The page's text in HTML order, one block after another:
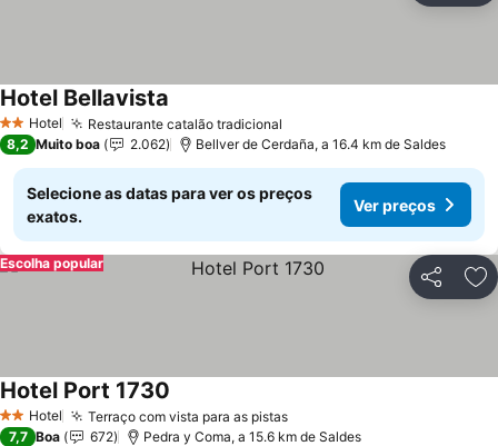
2 Estrelas
Hotel Restaurante catalão tradicional
Hotel Bellavista
8,2 Muito boa 2.062 Bellver de Cerdaña, a 16.4 km de Saldes
Selecione as datas para ver os preços
exatos.
Ver preços
Partilhar
Escolha popular
2 Estrelas
Hotel Terraço com vista para as pistas
Hotel Port 1730
7,7 Boa 672 Pedra y Coma, a 15.6 km de Saldes